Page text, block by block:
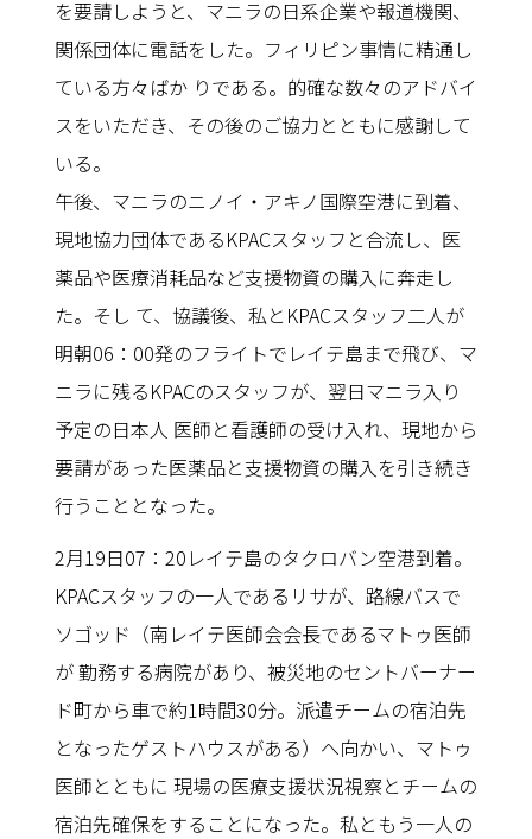
を要請しようと、マニラの日系企業や報道機関、
関係団体に電話をした。フィリピン事情に精通し
ている方々ばか りである。的確な数々のアドバイ
スをいただき、その後のご協力とともに感謝して
いる。
午後、マニラのニノイ・アキノ国際空港に到着、
現地協力団体であるKPACスタッフと合流し、医
薬品や医療消耗品など支援物資の購入に奔走し
た。そし て、協議後、私とKPACスタッフ二人が
明朝06：00発のフライトでレイテ島まで飛び、マ
ニラに残るKPACのスタッフが、翌日マニラ入り
予定の日本人 医師と看護師の受け入れ、現地から
要請があった医薬品と支援物資の購入を引き続き
行うこととなった。
2月19日07：20レイテ島のタクロバン空港到着。
KPACスタッフの一人であるリサが、路線バスで
ソゴッド（南レイテ医師会会長であるマトゥ医師
が 勤務する病院があり、被災地のセントバーナー
ド町から車で約1時間30分。派遣チームの宿泊先
となったゲストハウスがある）へ向かい、マトゥ
医師とともに 現場の医療支援状況視察とチームの
宿泊先確保をすることになった。私ともう一人の